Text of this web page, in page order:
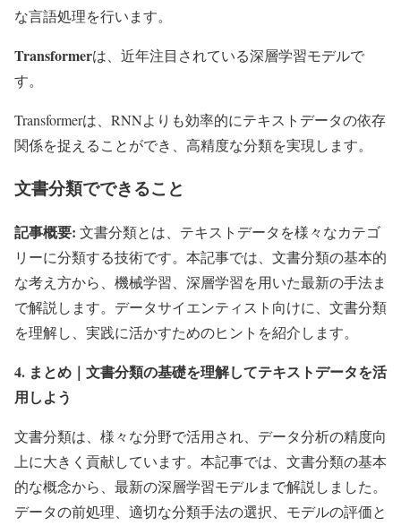
な言語処理を行います。
Transformerは、近年注目されている深層学習モデルで
す。
Transformerは、RNNよりも効率的にテキストデータの依存
関係を捉えることができ、高精度な分類を実現します。
文書分類でできること
記事概要: 文書分類とは、テキストデータを様々なカテゴ
リーに分類する技術です。本記事では、文書分類の基本的
な考え方から、機械学習、深層学習を用いた最新の手法ま
で解説します。データサイエンティスト向けに、文書分類
を理解し、実践に活かすためのヒントを紹介します。
4. まとめ｜文書分類の基礎を理解してテキストデータを活
用しよう
文書分類は、様々な分野で活用され、データ分析の精度向
上に大きく貢献しています。本記事では、文書分類の基本
的な概念から、最新の深層学習モデルまで解説しました。
データの前処理、適切な分類手法の選択、モデルの評価と